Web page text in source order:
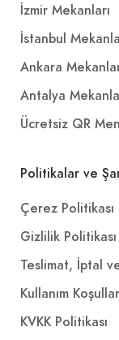
İzmir Mekanları
İstanbul
Ankara
Antalya
Ücretsiz QR
Politikalar ve
Çerez Politikası
Gizlilik Politikası
Teslimat, İptal
Kullanım
KVKK Politikası